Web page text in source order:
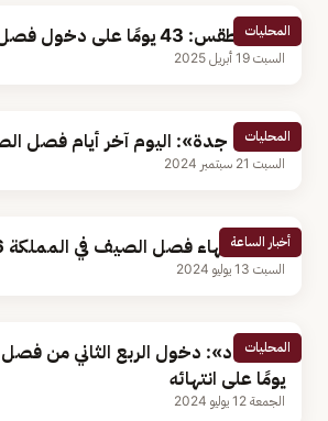
المحليات
محلل طقس: 43 يومًا على دخول فصل الصيف أرصاديًا
السبت 19 أبريل 2025
المحليات
«فلكية جدة»: اليوم آخر أيام فصل
السبت 21 سبتمبر 2024
أخبار الساعة
موعد انتهاء فصل الصيف في المملكة 1446
السبت 13 يوليو 2024
المحليات
يومًا على انتهائه
الجمعة 12 يوليو 2024